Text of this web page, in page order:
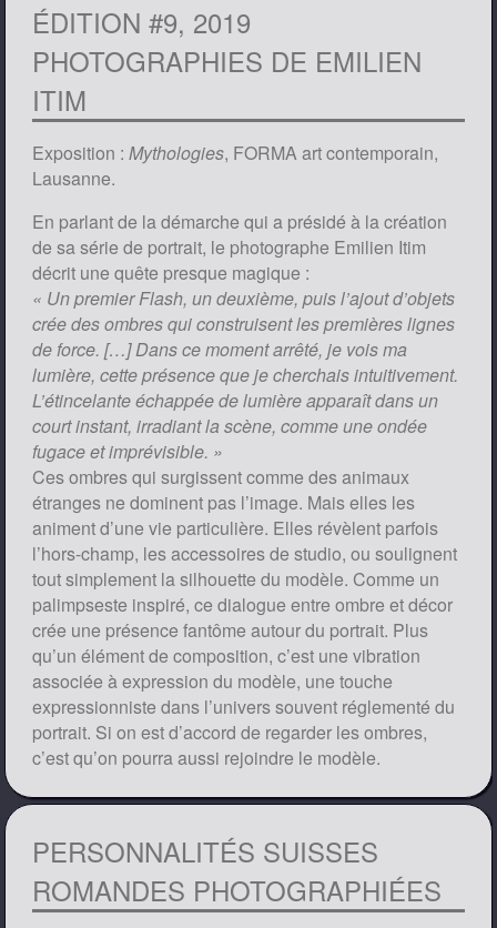
ÉDITION #9, 2019
PHOTOGRAPHIES DE EMILIEN
ITIM
Exposition :Mythologies, FORMA art contemporain,
Lausanne.
En parlant de la démarche qui a présidé à la création
de sa série de portrait, le photographe Emilien Itim
décrit une quête presque magique :
« Un premier Flash, un deuxième, puis l’ajout d’objets
crée des ombres qui construisent les premières lignes
de force. […] Dans ce moment arrêté, je vois ma
lumière, cette présence que je cherchais intuitivement.
L’étincelante échappée de lumière apparaît dans un
court instant, irradiant la scène, comme une ondée
fugace et imprévisible. »
Ces ombres qui surgissent comme des animaux
étranges ne dominent pas l’image. Mais elles les
animent d’une vie particulière. Elles révèlent parfois
l’hors-champ, les accessoires de studio, ou soulignent
tout simplement la silhouette du modèle. Comme un
palimpseste inspiré, ce dialogue entre ombre et décor
crée une présence fantôme autour du portrait. Plus
qu’un élément de composition, c’est une vibration
associée à expression du modèle, une touche
expressionniste dans l’univers souvent réglementé du
portrait. Si on est d’accord de regarder les ombres,
c’est qu’on pourra aussi rejoindre le modèle.
PERSONNALITÉS SUISSES
ROMANDES PHOTOGRAPHIÉES